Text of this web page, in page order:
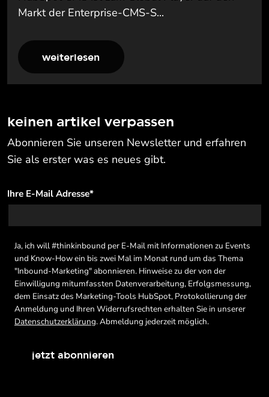
Markt der Enterprise-CMS-S...
weiterlesen
keinen artikel verpassen
Abonnieren Sie unseren Newsletter und erfahren
Sie als erster was es neues gibt.
Ihre E-Mail Adresse*
Ja, ich will #thinkinbound per E-Mail mit Informationen zu Events
und Know-How ein bis zwei Mal im Monat rund um das Thema
"Inbound-Marketing" abonnieren. Hinweise zu der von der
Einwilligung mitumfassten Datenverarbeitung, Erfolgsmessung,
dem Einsatz des Marketing-Tools HubSpot, Protokollierung der
Anmeldung und Ihren Widerrufsrechten erhalten Sie in unserer
Datenschutzerklärung. Abmeldung jederzeit möglich.
jetzt abonnieren